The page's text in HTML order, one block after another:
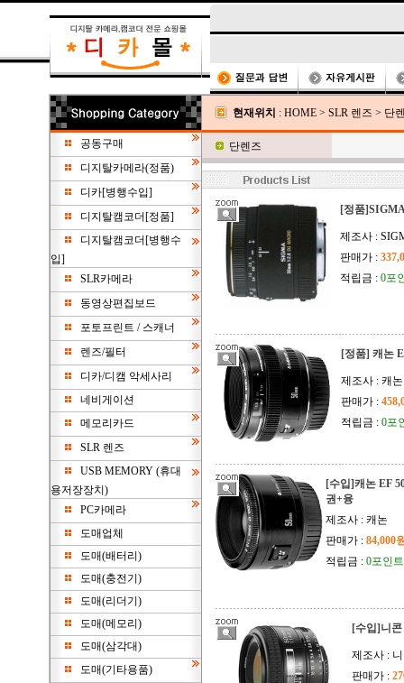
공동구매
디지탈카메라(정품)
디카[병행수입]
디지탈캠코더[정품]
디지탈캠코더[병행수
입]
SLR카메라
동영상편집보드
포토프린트 / 스캐너
렌즈/필터
디카/디캠 악세사리
네비게이션
메모리카드
SLR 렌즈
USB MEMORY (휴대
용저장장치)
PC카메라
도매업체
도매(배터리)
도매(충전기)
도매(리더기)
도매(메모리)
도매(삼각대)
도매(기타용품)
현재위치 : HOME > SLR 렌즈 > 단
단렌즈
[정품
제조사 :
판매가 :
적립금 : 0포
[정품] 캐논
제조사 : 캐논
판매가 :
적립금 : 0포
[수입]캐논 EF
권+융
제조사 : 캐논
판매가 : 84,000
적립금 : 0포인트
[수입]니
제조사 :
판매가 :